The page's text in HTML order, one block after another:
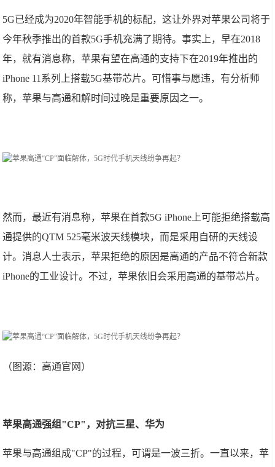
5G已经成为2020年智能手机的标配，这让外界对苹果公司将于
今年秋季推出的首款5G手机充满了期待。事实上，早在2018
年，就有消息称，苹果有望在高通的支持下在2019年推出的
iPhone 11系列上搭载5G基带芯片。可惜事与愿违，有分析师
称，苹果与高通和解时间过晚是重要原因之一。
然而，最近有消息称，苹果在首款5G iPhone上可能拒绝搭载高
通提供的QTM 525毫米波天线模块，而是采用自研的天线设
计。消息人士表示，苹果拒绝的原因是高通的产品不符合新款
iPhone的工业设计。不过，苹果依旧会采用高通的基带芯片。
（图源：高通官网）
苹果高通强组"CP"，对抗三星、华为
苹果与高通组成"CP"的过程，可谓是一波三折。一直以来，苹